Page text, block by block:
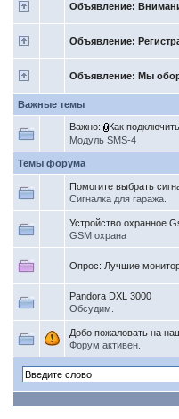
Объявление:
Объявление:
Объявление: Мы
Важные темы
Важно: Как
Модуль SMS-4
Темы форума
Помогите выбрать
Сигналка для гаража.
Устройство охранное
GSM охрана
Опрос: Лучшие
Pandora DXL 3000
Обсудим.
Добо пожаловать на
Форум активен.